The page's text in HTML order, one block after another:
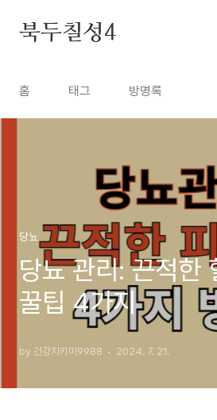
북두칠성4
홈 태그 방명록
당뇨
당뇨 관리: 끈적한
꿀팁 4가지
by 건강지키미9988 2024. 7. 21.